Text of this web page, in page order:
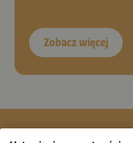
Zobacz więcej